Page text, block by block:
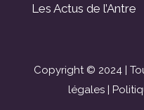
Les Actus de l’Antre
Copyright © 2024 |
légales|